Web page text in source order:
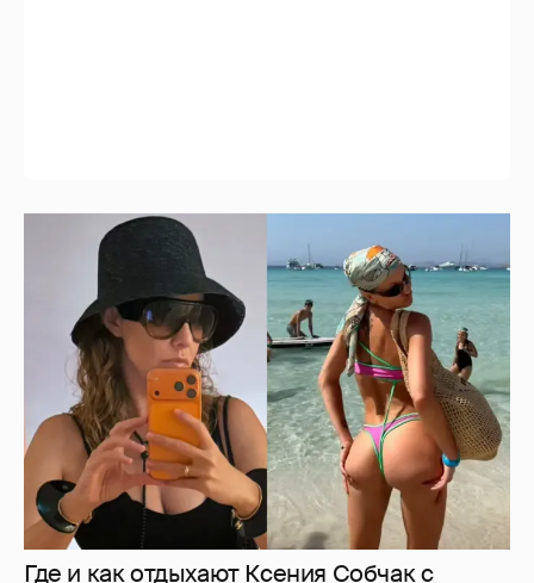
Где и как отдыхают Ксения Собчак с
сыном, Тина Канделаки, Рената Литвинова
и экс-возлюбленные олигархов
44